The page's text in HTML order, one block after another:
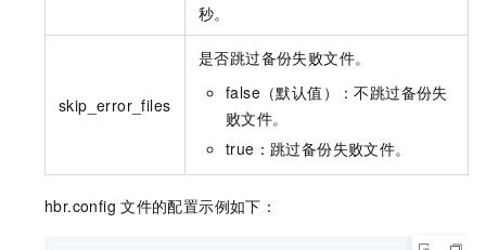
秒。
skip_error_files
是否跳过备份失败文件。
false（默认值）：不跳过备份失
败文件。
true：跳过备份失败文件。
hbr.config 文件的配置示例如下：